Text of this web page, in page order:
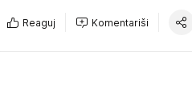
Reaguj Komentariši